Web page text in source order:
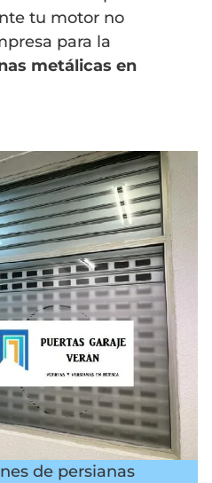
tu motor no
para la
metálicas en
de persianas